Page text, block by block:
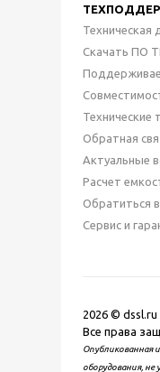
Техническая
Скачать ПО
Технические
Обратная
Актуальные
Расчет
Обратиться
Сервис и
2026 © dssl.ru
Все права
Опубликованная
оборудования,